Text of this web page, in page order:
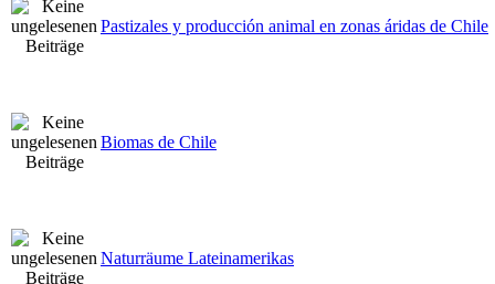
Pastizales y producción animal en zonas áridas de Chile
Biomas de Chile
Naturräume Lateinamerikas